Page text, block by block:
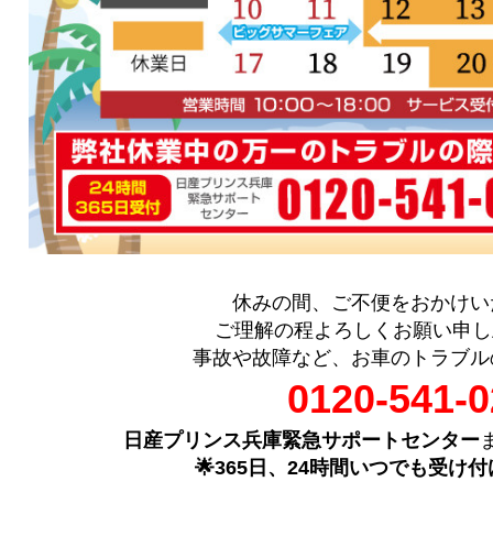
休みの間、ご不便をおかけ
ご理解の程よろしくお願い申し
事故や故障など、お車のトラブ
0120-541-
日産プリンス兵庫緊急サポートセンター
🌟365日、24時間いつでも受け